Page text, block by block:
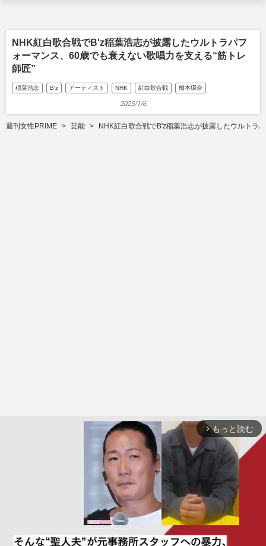
NHK紅白歌合戦でB'z稲葉浩志が披露したウルトラパフ
ォーマンス、60歳でも衰えない歌唱力を支える“筋トレ
師匠”
稲葉浩志 B'z アーティスト NHK 紅白歌合戦 橋本環奈
2025/1/6
週刊女性PRIME 芸能 NHK紅白歌合戦でB'z稲葉浩志が披露したウルトラ
arrow_forward_ios もっと読む